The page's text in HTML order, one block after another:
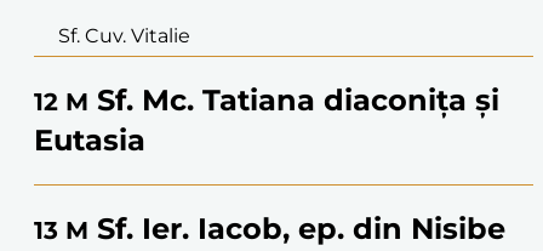
Sf. Cuv. Vitalie
12 M Sf. Mc. Tatiana diaconița și
Eutasia
13 M Sf. Ier. Iacob, ep. din Nisibe